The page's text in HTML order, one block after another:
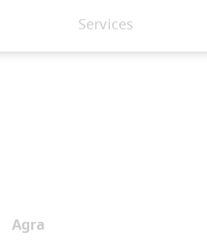
Services
Agra